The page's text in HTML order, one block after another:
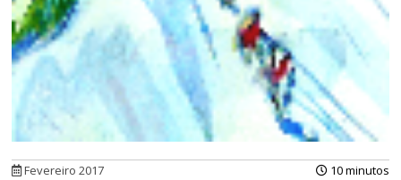
Fevereiro 2017 10 minutos